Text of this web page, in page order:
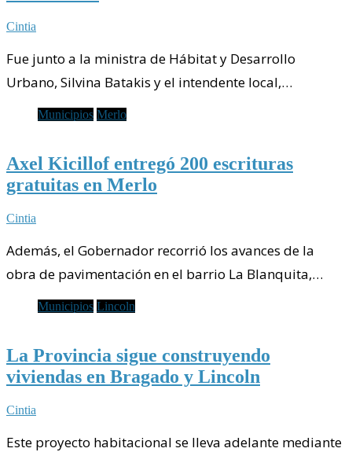
Cintia
Fue junto a la ministra de Hábitat y Desarrollo
Urbano, Silvina Batakis y el intendente local,…
Municipios Merlo
Axel Kicillof entregó 200 escrituras
gratuitas en Merlo
Cintia
Además, el Gobernador recorrió los avances de la
obra de pavimentación en el barrio La Blanquita,…
Municipios Lincoln
La Provincia sigue construyendo
viviendas en Bragado y Lincoln
Cintia
Este proyecto habitacional se lleva adelante mediante